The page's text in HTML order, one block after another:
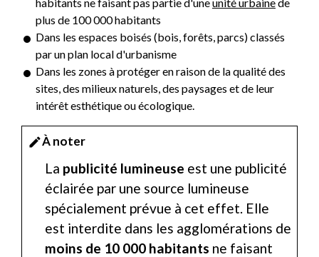
plus de 100 000 habitants
Dans les espaces boisés (bois, forêts, parcs) classés
par un plan local d'urbanisme
Dans les zones à protéger en raison de la qualité des
sites, des milieux naturels, des paysages et de leur
intérêt esthétique ou écologique.
editÀ noter
La publicité lumineuse est une publicité
éclairée par une source lumineuse
spécialement prévue à cet effet. Elle
est interdite dans les agglomérations de
moins de 10 000 habitants ne faisant